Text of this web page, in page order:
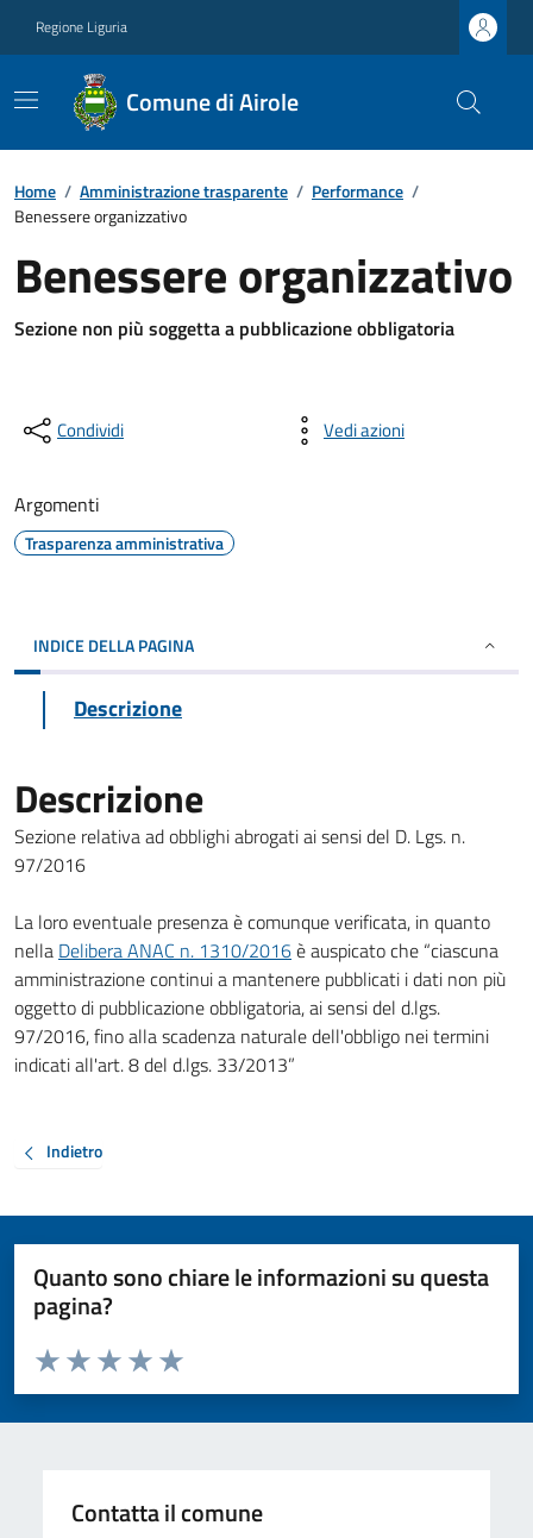
Regione Liguria
Comune di Airole
Home / Amministrazione trasparente / Performance /
Benessere organizzativo
Benessere organizzativo
Sezione non più soggetta a pubblicazione obbligatoria
Condividi Vedi azioni
Argomenti
Trasparenza amministrativa
INDICE DELLA PAGINA
Descrizione
Descrizione
Sezione relativa ad obblighi abrogati ai sensi del D. Lgs. n.
97/2016
La loro eventuale presenza è comunque verificata, in quanto
nella Delibera ANAC n. 1310/2016è auspicato che “ciascuna
amministrazione continui a mantenere pubblicati i dati non più
oggetto di pubblicazione obbligatoria, ai sensi del d.lgs.
97/2016, fino alla scadenza naturale dell'obbligo nei termini
indicati all'art. 8 del d.lgs. 33/2013”
Indietro
Quanto sono chiare le informazioni su questa
pagina?
Valuta da 1 a 5 stelle la pagina
Valuta 5 stelle su 5
Valuta 4 stelle su 5
Valuta 3 stelle su 5
Valuta 2 stelle su 5
Valuta 1 stelle su 5
Contatta il comune